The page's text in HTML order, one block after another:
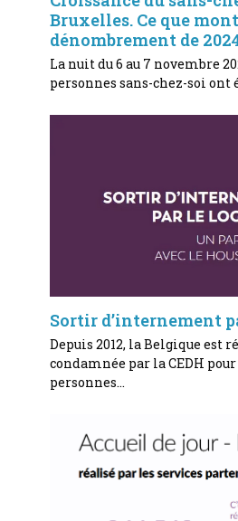
Bruxelles. Ce que
dénombrement de
La nuit du 6 au 7 novembre
personnes sans-chez-soi ont
Sortir d’internement
Depuis 2012, la Belgique est
condamnée par la CEDH
personnes…